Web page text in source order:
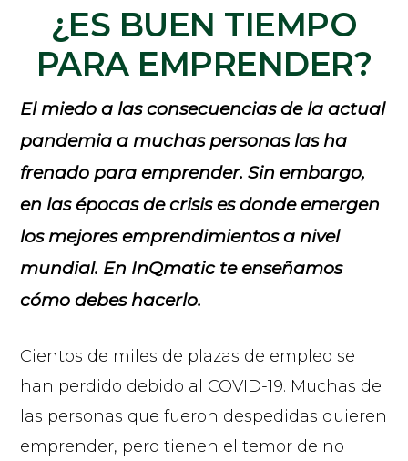
¿ES BUEN TIEMPO
PARA EMPRENDER?
El miedo a las consecuencias de la actual
pandemia a muchas personas las ha
frenado para emprender. Sin embargo,
en las épocas de crisis es donde emergen
los mejores emprendimientos a nivel
mundial. En InQmatic te enseñamos
cómo debes hacerlo.
Cientos de miles de plazas de empleo se
han perdido debido al COVID-19. Muchas de
las personas que fueron despedidas quieren
emprender, pero tienen el temor de no